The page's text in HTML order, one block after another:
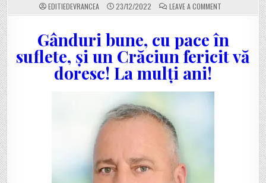
EDITIEDEVRANCEA 23/12/2022 LEAVE A COMMENTON
NISTOR
„UN
CRĂCIUN
MINUNAT
ALĂTURI
Gânduri bune, cu pace în
suflete, și un Crăciun fericit vă
doresc! La mulți ani!